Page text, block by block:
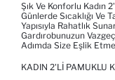
Şık Ve Konforlu Kadın
Günlerde Sıcaklığı Ve
Yapısıyla Rahatlık
Gardırobunuzun
Adımda Size Eşlik
KADIN 2'LI PAMUKLU